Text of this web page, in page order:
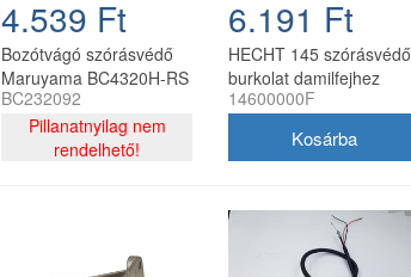
4.539 Ft
Bozótvágó szórásvédő
Maruyama BC4320H-RS
BC232092
Pillanatnyilag nem
rendelhető!
6.191 Ft
HECHT 145 szórásvédő
burkolat damilfejhez
14600000F